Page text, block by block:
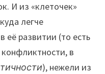
И из «клеточек»
легче
её развитии (то есть
в
), нежели из